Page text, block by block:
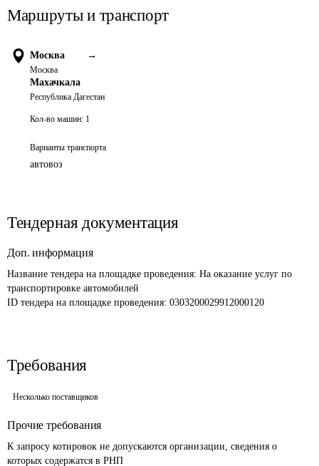
Маршруты и транспорт
Москва →
Москва
Махачкала
Республика Дагестан
Кол-во машин: 1
Варианты транспорта
автовоз
Тендерная документация
Доп. информация
Название тендера на площадке проведения: На оказание услуг по
транспортировке автомобилей
ID тендера на площадке проведения: 0303200029912000120
Требования
Несколько поставщиков
Прочие требования
К запросу котировок не допускаются организации, сведения о
которых содержатся в РНП